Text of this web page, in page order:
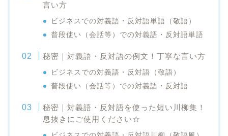
言い方
ビジネスでの対義語・反対語単語（敬語）
普段使い（会話等）での対義語・反対語単語
秘密｜対義語・反対語の例文！丁寧な言い方
ビジネスでの対義語・反対語（敬語）
普段使い（会話等）での対義語・反対語
秘密｜対義語・反対語を使った短い川柳集！
息抜きにご使用ください☆